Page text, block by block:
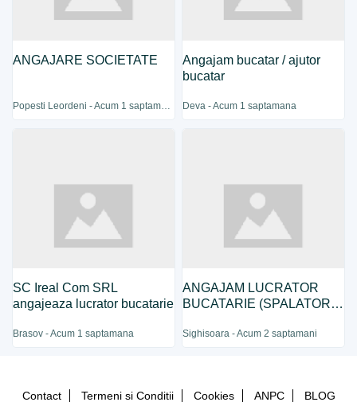
ANGAJARE SOCIETATE
Popesti Leordeni - Acum 1 saptamana
Angajam bucatar / ajutor
bucatar
Deva - Acum 1 saptamana
SC Ireal Com SRL
angajeaza lucrator bucatarie
Brasov - Acum 1 saptamana
ANGAJAM LUCRATOR
BUCATARIE (SPALATOR
Sighisoara - Acum 2 saptamani
Contact Termeni si Conditii Cookies ANPC BLOG